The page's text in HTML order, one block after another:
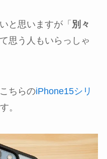
と思いますが「 別々
思う人もいらっしゃ
ちらのiPhone15シリ
。